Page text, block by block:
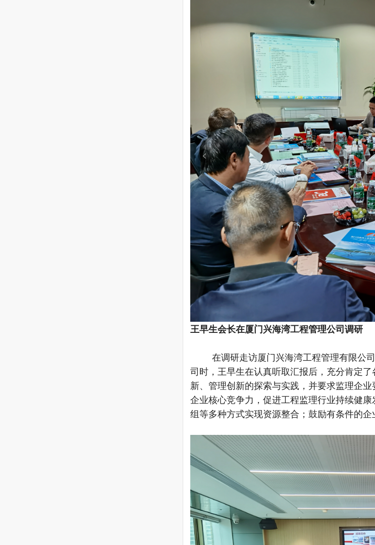
王早生会长在厦门兴海湾工程管理公司调研
在调研走访厦门兴海湾工程管理有限公
司时，王早生在认真听取汇报后，充分肯定
新、管理创新的探索与实践，并要求监理企
企业核心竞争力，促进工程监理行业持续健
组等多种方式实现资源整合；鼓励有条件的企